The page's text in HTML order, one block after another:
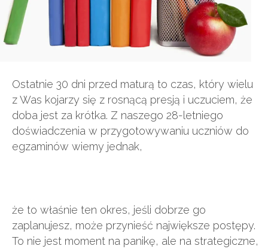
Ostatnie 30 dni przed maturą to czas, który wielu
z Was kojarzy się z rosnącą presją i uczuciem, że
doba jest za krótka. Z naszego 28-letniego
doświadczenia w przygotowywaniu uczniów do
egzaminów wiemy jednak,
że to właśnie ten okres, jeśli dobrze go
zaplanujesz, może przynieść największe postępy.
To nie jest moment na panikę, ale na strategiczne,